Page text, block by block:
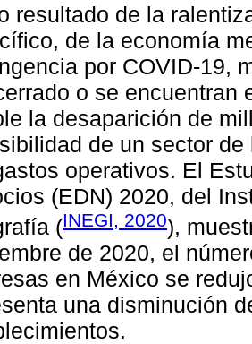
resultado de la
de la economía
por COVID-19,
o se encuentran
la desaparición de
de un sector
operativos. El
(EDN) 2020, del
(INEGI, 2020),
de 2020, el
en México se
una disminución